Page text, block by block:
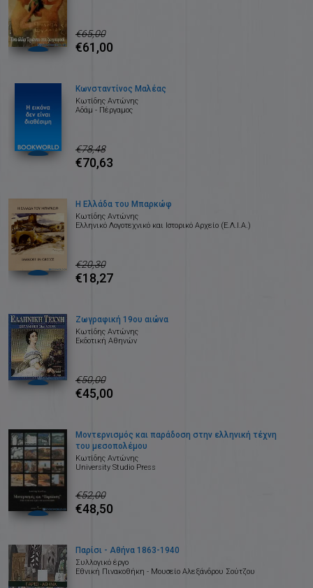
€65,00
€61,00
Κωνσταντίνος Μαλέας
Κωτίδης Αντώνης
Αδάμ - Πέργαμος
€78,48
€70,63
Η Ελλάδα του Μπαρκώφ
Κωτίδης Αντώνης
Ελληνικό Λογοτεχνικό και Ιστορικό Αρχείο (Ε.Λ.Ι.Α.)
€20,30
€18,27
Ζωγραφική 19ου αιώνα
Κωτίδης Αντώνης
Εκδοτική Αθηνών
€50,00
€45,00
Μοντερνισμός και παράδοση στην ελληνική τέχνη
του μεσοπολέμου
Κωτίδης Αντώνης
University Studio Press
€52,00
€48,50
Παρίσι - Αθήνα 1863-1940
Συλλογικό έργο
Εθνική Πινακοθήκη - Μουσείο Αλεξάνδρου Σούτζου